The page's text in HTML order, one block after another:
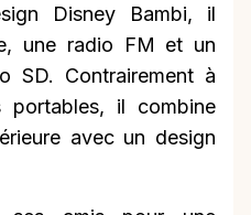
Disney Bambi, il
une radio FM et un
SD. Contrairement à
portables, il combine
avec un design